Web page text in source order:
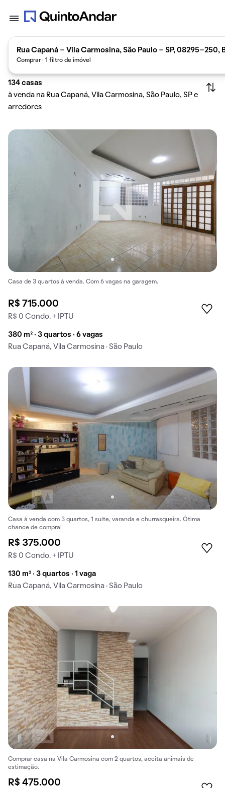
Rua Capaná - Vila Carmosina, São Paulo - SP, 08295-250,
Comprar · 1 filtro de imóvel
134 casas
à venda na Rua Capaná, Vila Carmosina, São Paulo, SP e
arredores
Casa de 3 quartos à venda. Com 6 vagas na garagem.
R$ 715.000
R$ 0 Condo. + IPTU
380 m² · 3 quartos · 6 vagas
Rua Capaná, Vila Carmosina · São Paulo
Casa à venda com 3 quartos, 1 suíte, varanda e churrasqueira. Ótima
chance de compra!
R$ 375.000
R$ 0 Condo. + IPTU
130 m² · 3 quartos · 1 vaga
Rua Capaná, Vila Carmosina · São Paulo
Comprar casa na Vila Carmosina com 2 quartos, aceita animais de
estimação.
R$ 475.000